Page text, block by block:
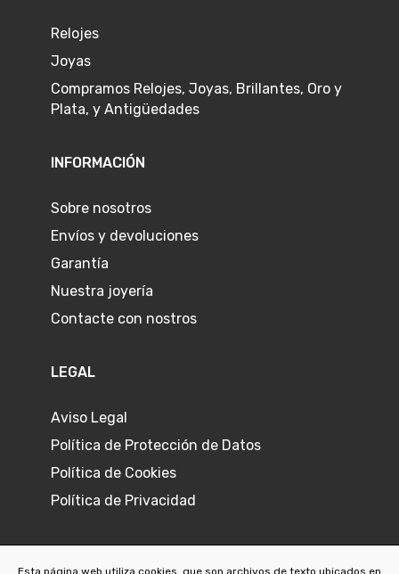
Relojes
Joyas
Compramos Relojes, Joyas, Brillantes, Oro y
Plata, y Antigüedades
INFORMACIÓN
Sobre nosotros
Envíos y devoluciones
Garantía
Nuestra joyería
Contacte con nostros
LEGAL
Aviso Legal
Política de Protección de Datos
Política de Cookies
Política de Privacidad
Esta página web utiliza cookies, que son archivos de texto ubicados en